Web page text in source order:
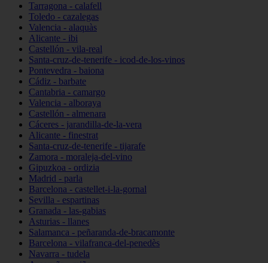
Tarragona - calafell
Toledo - cazalegas
Valencia - alaquàs
Alicante - ibi
Castellón - vila-real
Santa-cruz-de-tenerife - icod-de-los-vinos
Pontevedra - baiona
Cádiz - barbate
Cantabria - camargo
Valencia - alboraya
Castellón - almenara
Cáceres - jarandilla-de-la-vera
Alicante - finestrat
Santa-cruz-de-tenerife - tijarafe
Zamora - moraleja-del-vino
Gipuzkoa - ordizia
Madrid - parla
Barcelona - castellet-i-la-gornal
Sevilla - espartinas
Granada - las-gabias
Asturias - llanes
Salamanca - peñaranda-de-bracamonte
Barcelona - vilafranca-del-penedès
Navarra - tudela